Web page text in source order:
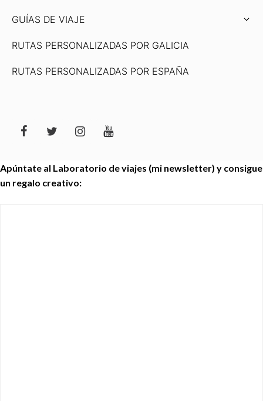
GUÍAS DE VIAJE
RUTAS PERSONALIZADAS POR GALICIA
RUTAS PERSONALIZADAS POR ESPAÑA
Apúntate al Laboratorio de viajes (mi newsletter) y consigue
un regalo creativo: